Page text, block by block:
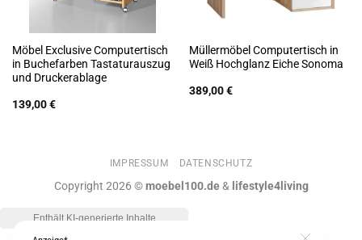
Möbel Exclusive Computertisch
in Buchefarben Tastaturauszug
und Druckerablage
139,00€
Müllermöbel Computertisch in
Weiß Hochglanz Eiche Sonoma
389,00€
IMPRESSUM DATENSCHUTZ
Copyright 2026 ©moebel100.de& lifestyle4living